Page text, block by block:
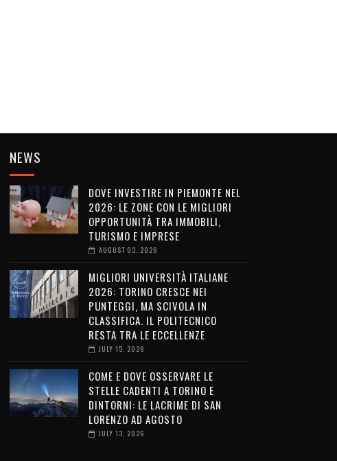
NEWS
DOVE INVESTIRE IN PIEMONTE NEL
2026: LE ZONE CON LE MIGLIORI
OPPORTUNITÀ TRA IMMOBILI,
TURISMO E IMPRESE
AUGUST 03, 2026
MIGLIORI UNIVERSITÀ ITALIANE
2026: TORINO CRESCE NEI
PUNTEGGI, MA SCIVOLA IN
CLASSIFICA. IL POLITECNICO
RESTA TRA LE ECCELLENZE
JULY 15, 2026
COME E DOVE OSSERVARE LE
STELLE CADENTI A TORINO E
DINTORNI: LE LACRIME DI SAN
LORENZO AD AGOSTO
JULY 13, 2026